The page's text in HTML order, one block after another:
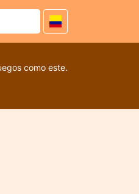
como este.